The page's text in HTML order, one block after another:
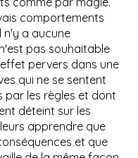
comportements
n'y a aucune
pas souhaitable
pervers dans une
qui ne se sentent
par les règles et dont
déteint sur les
leurs apprendre que
et que